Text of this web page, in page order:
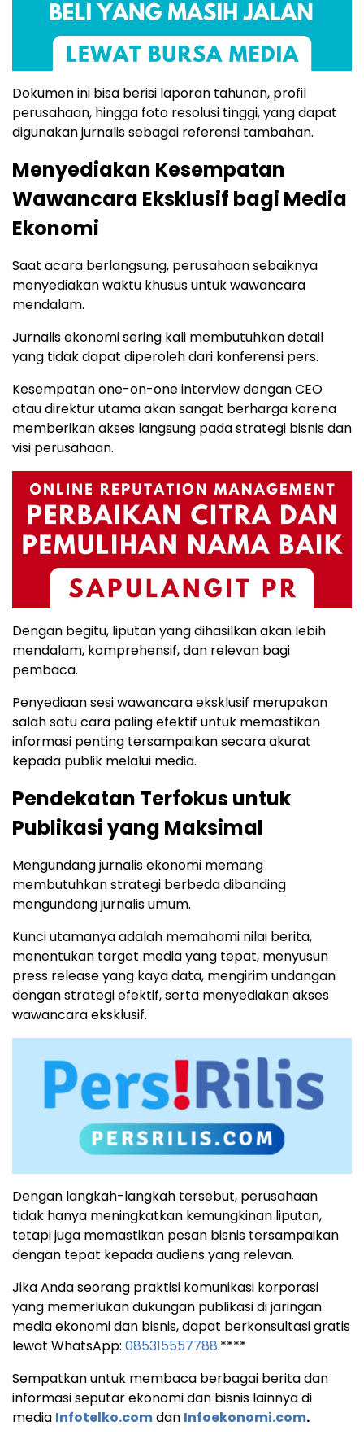
Dokumen ini bisa berisi laporan tahunan, profil
perusahaan, hingga foto resolusi tinggi, yang dapat
digunakan jurnalis sebagai referensi tambahan.
Menyediakan Kesempatan
Wawancara Eksklusif bagi Media
Ekonomi
Saat acara berlangsung, perusahaan sebaiknya
menyediakan waktu khusus untuk wawancara
mendalam.
Jurnalis ekonomi sering kali membutuhkan detail
yang tidak dapat diperoleh dari konferensi pers.
Kesempatan one-on-one interview dengan CEO
atau direktur utama akan sangat berharga karena
memberikan akses langsung pada strategi bisnis dan
visi perusahaan.
Dengan begitu, liputan yang dihasilkan akan lebih
mendalam, komprehensif, dan relevan bagi
pembaca.
Penyediaan sesi wawancara eksklusif merupakan
salah satu cara paling efektif untuk memastikan
informasi penting tersampaikan secara akurat
kepada publik melalui media.
Pendekatan Terfokus untuk
Publikasi yang Maksimal
Mengundang jurnalis ekonomi memang
membutuhkan strategi berbeda dibanding
mengundang jurnalis umum.
Kunci utamanya adalah memahami nilai berita,
menentukan target media yang tepat, menyusun
press release yang kaya data, mengirim undangan
dengan strategi efektif, serta menyediakan akses
wawancara eksklusif.
Dengan langkah-langkah tersebut, perusahaan
tidak hanya meningkatkan kemungkinan liputan,
tetapi juga memastikan pesan bisnis tersampaikan
dengan tepat kepada audiens yang relevan.
Jika Anda seorang praktisi komunikasi korporasi
yang memerlukan dukungan publikasi di jaringan
media ekonomi dan bisnis, dapat berkonsultasi gratis
lewat WhatsApp: 085315557788.****
Sempatkan untuk membaca berbagai berita dan
informasi seputar ekonomi dan bisnis lainnya di
media Infotelko.comdan Infoekonomi.com.